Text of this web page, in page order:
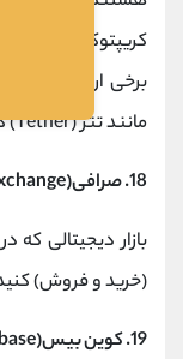
کریپتوکارنسی
برخی ارزهای فیات
مانند تتر (Tether) که به دلار آمریکا وابسته است.
18. صرافی(Exchange)
بازار دیجیتالی که
(خرید و فروش)
19. کوین بیس(Coinbase)